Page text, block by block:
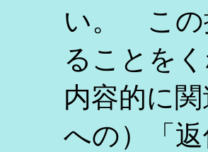
い。 この
ることを
内容的に
への）「